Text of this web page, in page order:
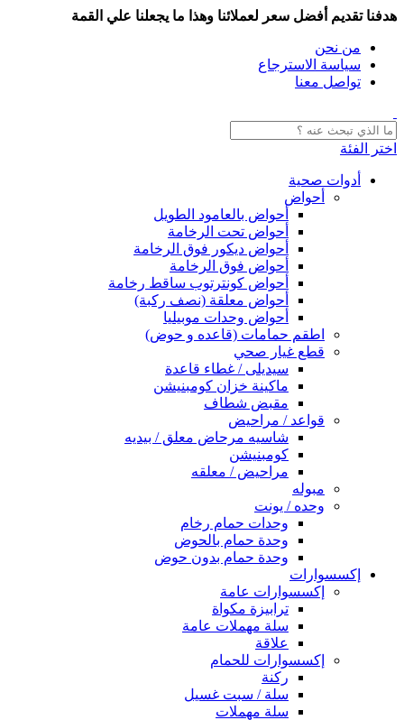
هدفنا تقديم أفضل سعر لعملائنا وهذا ما يجعلنا علي القمة
من نحن
سياسة الاسترجاع
تواصل معنا
اختر الفئة
أدوات صحية
أحواض
أحواض بالعامود الطويل
أحواض تحت الرخامة
أحواض ديكور فوق الرخامة
أحواض فوق الرخامة
أحواض كونترتوب ساقط رخامة
أحواض معلقة (نصف ركبة)
أحواض وحدات موبيليا
اطقم حمامات (قاعده و حوض)
قطع غيار صحي
سيديلى / غطاء قاعدة
ماكينة خزان كومبنيشن
مقبض شطاف
قواعد / مراحيض
شاسيه مرحاض معلق / بيديه
كومبنيشن
مراحيض / معلقه
مبوله
وحده / يونت
وحدات حمام رخام
وحدة حمام بالحوض
وحدة حمام بدون حوض
إكسسوارات
إكسسوارات عامة
ترابيزة مكواة
سلة مهملات عامة
علاقة
إكسسوارات للحمام
ركنة
سلة / سبت غسيل
سلة مهملات